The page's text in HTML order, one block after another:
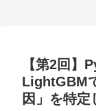
【第2回】
LightGBM
因」を特定